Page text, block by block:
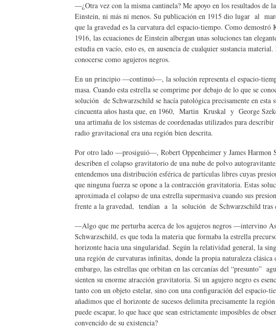
—¿Otra vez con la misma cantinela? Me apoyo en los resultados de
Einstein, ni más ni menos. Su publicación en 1915 dio lugar al
que la gravedad es la curvatura del espacio-tiempo. Como demostró
1916, las ecuaciones de Einstein albergan unas soluciones tan
estudia en vacío, esto es, en ausencia de cualquier sustancia
conocerse como agujeros negros.
En un principio —continuó—, la solución representa el espacio-
masa. Cuando esta estrella se comprime por debajo de lo que se
solución de Schwarzschild se hacía patológica precisamente en esta
cincuenta años hasta que, en 1960, Martin Kruskal y George
una artimaña de los sistemas de coordenadas utilizados para
radio gravitacional era una región bien descrita.
Por otro lado —prosiguió—, Robert Oppenheimer y James Harmon
describen el colapso gravitatorio de una nube de polvo
entendemos una distribución esférica de partículas libres cuyas
que ninguna fuerza se opone a la contracción gravitatoria. Estas
aproximada el colapso de una estrella supermasiva cuando sus
frente a la gravedad, tendían a la solución de Schwarzschild tras
—Algo que me perturba acerca de los agujeros negros —intervino
Schwarzschild, es que toda la materia que formaba la estrella
horizonte hacia una singularidad. Según la relatividad general, la
una región de curvaturas infinitas, donde la propia naturaleza clásica
embargo, las estrellas que orbitan en las cercanías del “presunto”
sienten su enorme atracción gravitatoria. Si un agujero negro es
tanto con un objeto estelar, sino con una configuración del espacio-
añadimos que el horizonte de sucesos delimita precisamente la
puede escapar, lo que hace que sean estrictamente imposibles de
convencido de su existencia?